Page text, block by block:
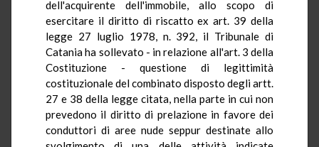
dell'acquirente dell'immobile, allo scopo di
esercitare il diritto di riscatto ex art. 39 della
legge 27 luglio 1978, n. 392, il Tribunale di
Catania ha sollevato - in relazione all'art. 3 della
Costituzione - questione di legittimità
costituzionale del combinato disposto degli artt.
27 e 38 della legge citata, nella parte in cui non
prevedono il diritto di prelazione in favore dei
conduttori di aree nude seppur destinate allo